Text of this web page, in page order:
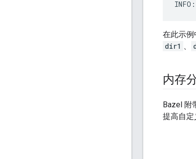
在此示例
dir1 、
内存
Bazel 附
提高自定